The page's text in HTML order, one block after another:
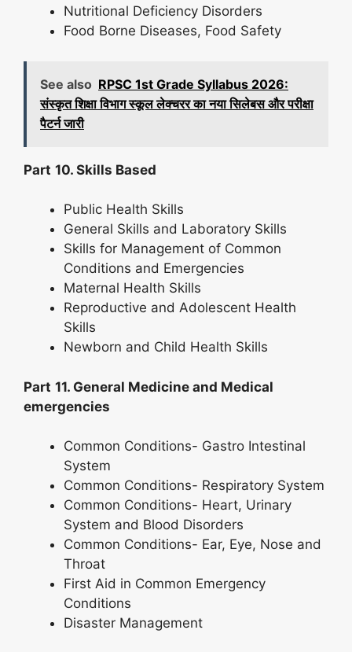
Nutritional Deficiency Disorders
Food Borne Diseases, Food Safety
See also RPSC 1st Grade Syllabus 2026:
संस्कृत शिक्षा विभाग स्कूल लेक्चरर का नया सिलेबस और परीक्षा
पैटर्न जारी
Part 10. Skills Based
Public Health Skills
General Skills and Laboratory Skills
Skills for Management of Common
Conditions and Emergencies
Maternal Health Skills
Reproductive and Adolescent Health
Skills
Newborn and Child Health Skills
Part 11. General Medicine and Medical
emergencies
Common Conditions- Gastro Intestinal
System
Common Conditions- Respiratory System
Common Conditions- Heart, Urinary
System and Blood Disorders
Common Conditions- Ear, Eye, Nose and
Throat
First Aid in Common Emergency
Conditions
Disaster Management